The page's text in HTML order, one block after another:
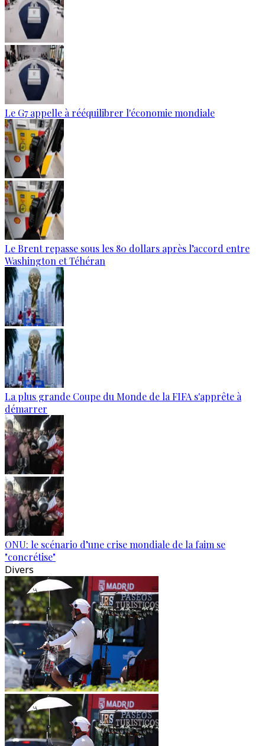
Le G7 appelle à rééquilibrer l'économie mondiale
Le Brent repasse sous les 80 dollars après l’accord entre
Washington et Téhéran
La plus grande Coupe du Monde de la FIFA s'apprête à
démarrer
ONU: le scénario d’une crise mondiale de la faim se
"concrétise"
Divers